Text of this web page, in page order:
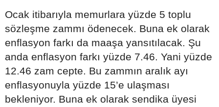
Ocak itibarıyla memurlara yüzde 5 toplu
sözleşme zammı ödenecek. Buna ek olarak
enflasyon farkı da maaşa yansıtılacak. Şu
anda enflasyon farkı yüzde 7.46. Yani yüzde
12.46 zam cepte. Bu zammın aralık ayı
enflasyonuyla yüzde 15’e ulaşması
bekleniyor. Buna ek olarak sendika üyesi